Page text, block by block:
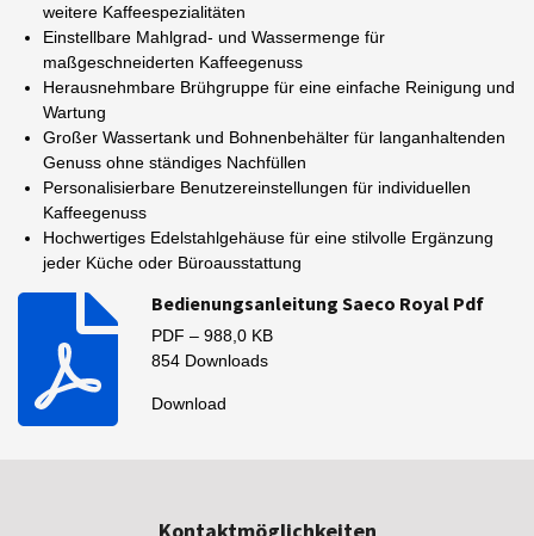
weitere Kaffeespezialitäten
Einstellbare Mahlgrad- und Wassermenge für
maßgeschneiderten Kaffeegenuss
Herausnehmbare Brühgruppe für eine einfache Reinigung und
Wartung
Großer Wassertank und Bohnenbehälter für langanhaltenden
Genuss ohne ständiges Nachfüllen
Personalisierbare Benutzereinstellungen für individuellen
Kaffeegenuss
Hochwertiges Edelstahlgehäuse für eine stilvolle Ergänzung
jeder Küche oder Büroausstattung
Bedienungsanleitung Saeco Royal Pdf
PDF – 988,0 KB
854 Downloads
Download
Kontaktmöglichkeiten